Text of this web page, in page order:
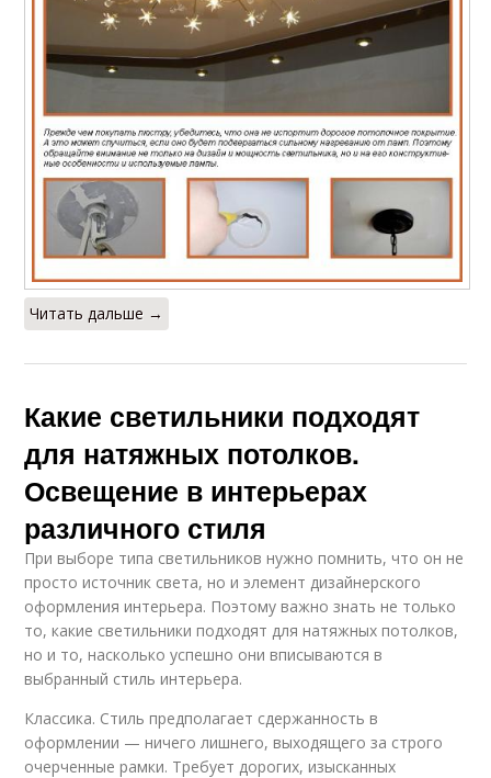
Читать дальше →
Какие светильники подходят
для натяжных потолков.
Освещение в интерьерах
различного стиля
При выборе типа светильников нужно помнить, что он не
просто источник света, но и элемент дизайнерского
оформления интерьера. Поэтому важно знать не только
то, какие светильники подходят для натяжных потолков,
но и то, насколько успешно они вписываются в
выбранный стиль интерьера.
Классика. Стиль предполагает сдержанность в
оформлении — ничего лишнего, выходящего за строго
очерченные рамки. Требует дорогих, изысканных